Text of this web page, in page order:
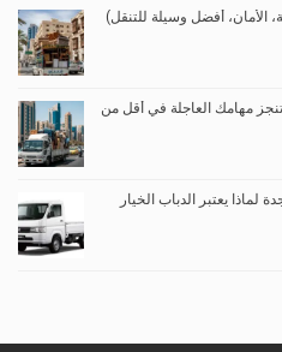
الأمان، أفضل وسيلة للتنقل)
مهامك العاجلة في أقل من
يعتبر الدباب الخيار